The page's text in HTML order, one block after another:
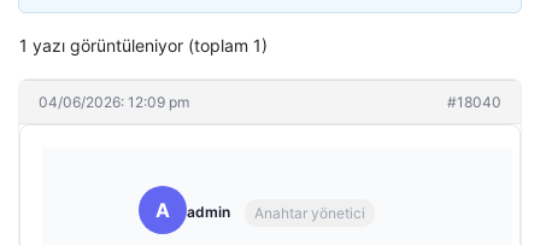
1 yazı görüntüleniyor (toplam 1)
04/06/2026: 12:09 pm #18040
A admin Anahtar yönetici